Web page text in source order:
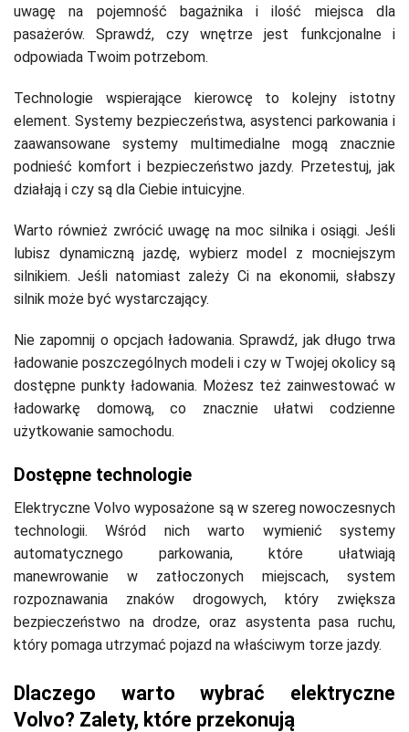
uwagę na pojemność bagażnika i ilość miejsca dla
pasażerów. Sprawdź, czy wnętrze jest funkcjonalne i
odpowiada Twoim potrzebom.
Technologie wspierające kierowcę to kolejny istotny
element. Systemy bezpieczeństwa, asystenci parkowania i
zaawansowane systemy multimedialne mogą znacznie
podnieść komfort i bezpieczeństwo jazdy. Przetestuj, jak
działają i czy są dla Ciebie intuicyjne.
Warto również zwrócić uwagę na moc silnika i osiągi. Jeśli
lubisz dynamiczną jazdę, wybierz model z mocniejszym
silnikiem. Jeśli natomiast zależy Ci na ekonomii, słabszy
silnik może być wystarczający.
Nie zapomnij o opcjach ładowania. Sprawdź, jak długo trwa
ładowanie poszczególnych modeli i czy w Twojej okolicy są
dostępne punkty ładowania. Możesz też zainwestować w
ładowarkę domową, co znacznie ułatwi codzienne
użytkowanie samochodu.
Dostępne technologie
Elektryczne Volvo wyposażone są w szereg nowoczesnych
technologii. Wśród nich warto wymienić systemy
automatycznego parkowania, które ułatwiają
manewrowanie w zatłoczonych miejscach, system
rozpoznawania znaków drogowych, który zwiększa
bezpieczeństwo na drodze, oraz asystenta pasa ruchu,
który pomaga utrzymać pojazd na właściwym torze jazdy.
Dlaczego warto wybrać elektryczne
Volvo? Zalety, które przekonują